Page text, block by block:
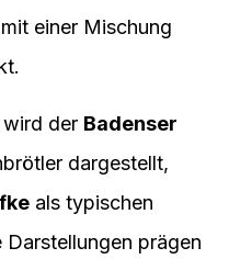
einer Mischung
wird der Badenser
dargestellt,
als typischen
prägen